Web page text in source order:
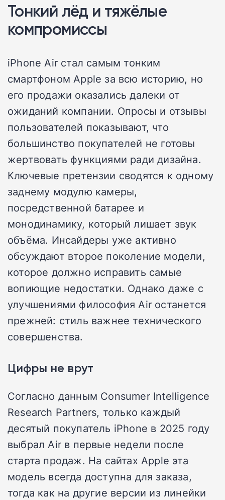
Тонкий лёд и тяжёлые
компромиссы
iPhone Air стал самым тонким
смартфоном Apple за всю историю, но
его продажи оказались далеки от
ожиданий компании. Опросы и отзывы
пользователей показывают, что
большинство покупателей не готовы
жертвовать функциями ради дизайна.
Ключевые претензии сводятся к одному
заднему модулю камеры,
посредственной батарее и
монодинамику, который лишает звук
объёма. Инсайдеры уже активно
обсуждают второе поколение модели,
которое должно исправить самые
вопиющие недостатки. Однако даже с
улучшениями философия Air останется
прежней: стиль важнее технического
совершенства.
Цифры не врут
Согласно данным Consumer Intelligence
Research Partners, только каждый
десятый покупатель iPhone в 2025 году
выбрал Air в первые недели после
старта продаж. На сайтах Apple эта
модель всегда доступна для заказа,
тогда как на другие версии из линейки